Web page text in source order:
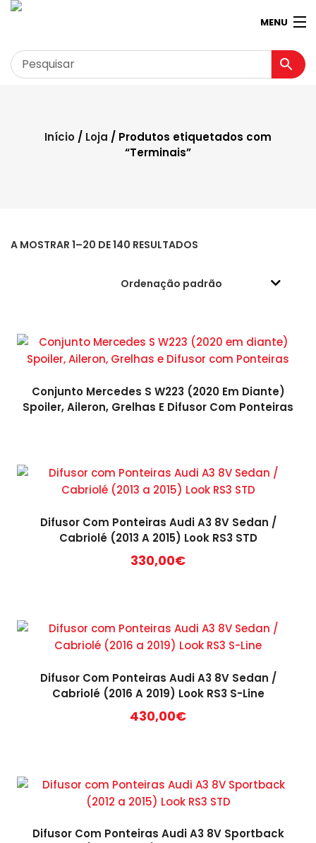
MENU
Início / Loja / Produtos etiquetados com
“Terminais”
A MOSTRAR 1–20 DE 140 RESULTADOS
Conjunto Mercedes S W223 (2020 Em Diante)
Spoiler, Aileron, Grelhas E Difusor Com Ponteiras
Difusor Com Ponteiras Audi A3 8V Sedan /
Cabriolé (2013 A 2015) Look RS3 STD
330,00€
Difusor Com Ponteiras Audi A3 8V Sedan /
Cabriolé (2016 A 2019) Look RS3 S-Line
430,00€
Difusor Com Ponteiras Audi A3 8V Sportback